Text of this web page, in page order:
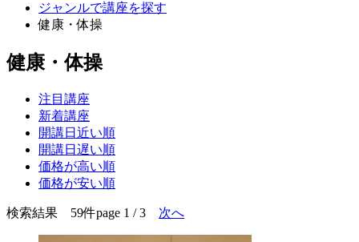
ジャンルで講座を探す
健康・体操
健康・体操
注目講座
新着講座
開講日近い順
開講日遅い順
価格が高い順
価格が安い順
検索結果 59件page 1 / 3 次へ